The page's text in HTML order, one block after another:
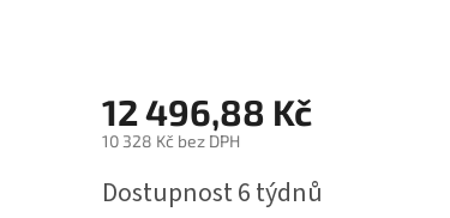
12 496,88 Kč
10 328 Kčbez DPH
cena:
Dostupnost 6 týdnů